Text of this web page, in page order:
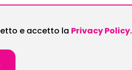
e accetto la Privacy Policy.